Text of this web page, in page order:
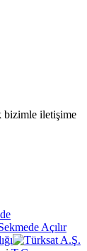
bizimle iletişime
Açılır